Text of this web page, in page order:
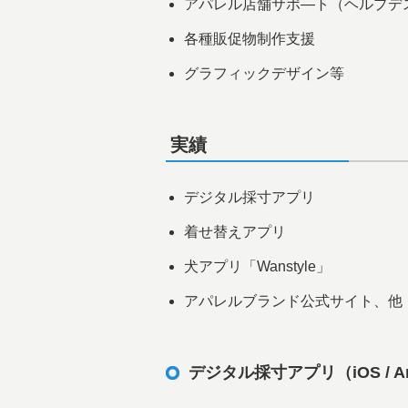
アパレル店舗サポ―ト（ヘルプデ
各種販促物制作支援
グラフィックデザイン等
実績
デジタル採寸アプリ
着せ替えアプリ
犬アプリ「Wanstyle」
アパレルブランド公式サイト、他
デジタル採寸アプリ（iOS /